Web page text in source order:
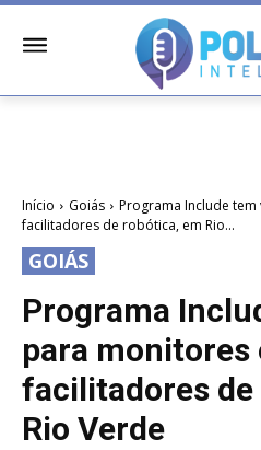
Início Goiás
Programa Include
facilitadores de robótica, em Rio...
GOIÁS
Programa
para monitores
facilitadores
Rio Verde